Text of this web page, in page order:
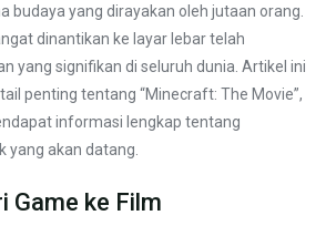
budaya yang dirayakan oleh jutaan orang.
dinantikan ke layar lebar telah
yang signifikan di seluruh dunia. Artikel ini
penting tentang “Minecraft: The Movie”,
informasi lengkap tentang
yang akan datang.
Game ke Film